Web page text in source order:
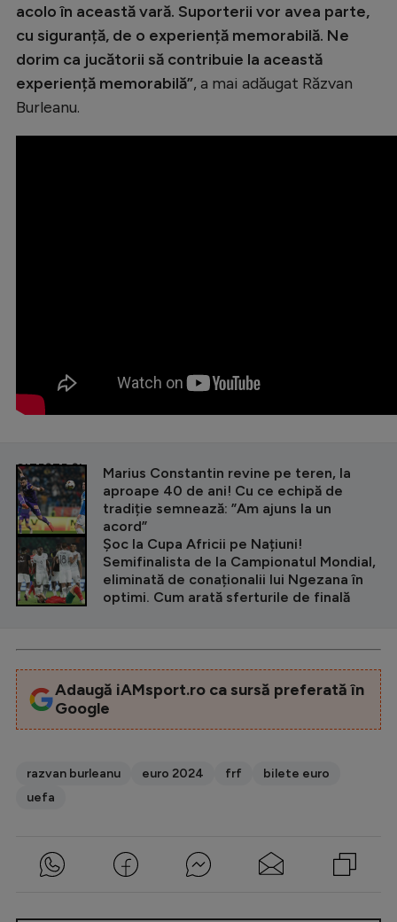
acolo în această vară. Suporterii vor avea parte,
cu siguranță, de o experiență memorabilă. Ne
dorim ca jucătorii să contribuie la această
experiență memorabilă”, a mai adăugat Răzvan
Burleanu.
CITEȘTE ȘI
Marius Constantin revine pe teren, la
aproape 40 de ani! Cu ce echipă de
tradiție semnează: ”Am ajuns la un
acord”
Șoc la Cupa Africii pe Națiuni!
Semifinalista de la Campionatul Mondial,
eliminată de conaționalii lui Ngezana în
optimi. Cum arată sferturile de finală
Adaugă iAMsport.ro ca sursă preferată în
Google
razvan burleanu euro 2024 frf
bilete euro
uefa